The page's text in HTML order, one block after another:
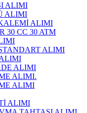
ALIMI
ALIMI
ALIMI
30 CC 30 ATM
ALIMI
ALIMI
ALIMI.
ALIMI
ALIMI